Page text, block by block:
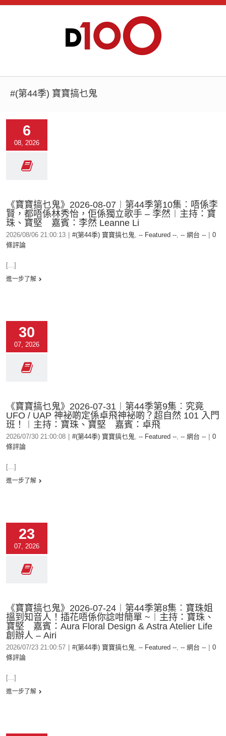
#(第44季) 寶寶搞乜鬼
6
08, 2026
《寶寶搞乜鬼》2026-08-07︱第44季第10集︰唔係李
賢，都唔係林秀怡，佢係獨立歌手 – 李然︱主持：寶
珠、寶堅 嘉賓：李然 Leanne Li
2026/08/06 21:00:13 #(第44季) 寶寶搞乜鬼, -- Featured --, -- 網台 --
0
條評論
[...]
進一步了解
30
07, 2026
《寶寶搞乜鬼》2026-07-31︱第44季第9集︰究竟
UFO / UAP 神袐啲定係卓飛神袐啲？超自然 101 入門
班！︱主持：寶珠、寶堅 嘉賓：卓飛
2026/07/30 21:00:08 #(第44季) 寶寶搞乜鬼, -- Featured --, -- 網台 --
0
條評論
[...]
進一步了解
23
07, 2026
《寶寶搞乜鬼》2026-07-24︱第44季第8集︰寶珠姐
搵到知音人！插花唔係你諗咁簡單 ~︱主持：寶珠、
寶堅 嘉賓：Aura Floral Design & Astra Atelier Life
創辦人 – Airi
2026/07/23 21:00:57 #(第44季) 寶寶搞乜鬼, -- Featured --, -- 網台 --
0
條評論
[...]
進一步了解